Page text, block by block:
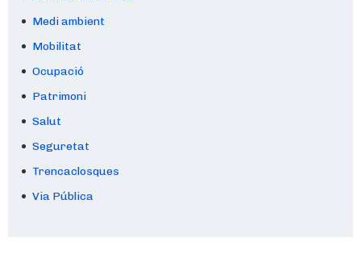
Medi ambient
Mobilitat
Ocupació
Patrimoni
Salut
Seguretat
Trencaclosques
Via Pública